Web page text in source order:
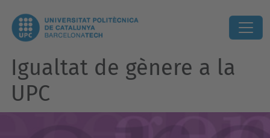
Igualtat de gènere a la
UPC